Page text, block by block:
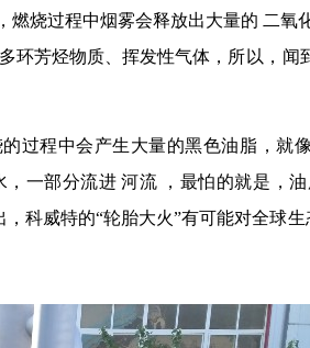
燃烧过程中烟雾会释放出大量的 二氧
环芳烃物质、挥发性气体， 所以，闻
的过程中会产生大量的黑色油脂，就
，一部分流进 河流 ，最怕的就是，
，科威特的“轮胎大火”有可能对全球生